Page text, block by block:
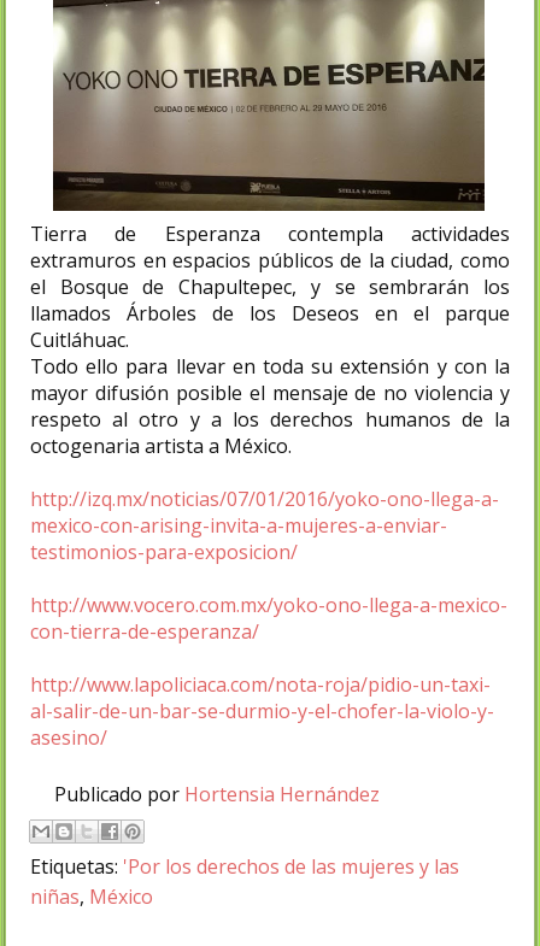
Tierra de Esperanza contempla actividades
extramuros en espacios públicos de la ciudad, como
el Bosque de Chapultepec, y se sembrarán los
llamados Árboles de los Deseos en el parque
Cuitláhuac.
Todo ello para llevar en toda su extensión y con la
mayor difusión posible el mensaje de no violencia y
respeto al otro y a los derechos humanos de la
octogenaria artista a México.
http://izq.mx/noticias/07/01/2016/yoko-ono-llega-a-
mexico-con-arising-invita-a-mujeres-a-enviar-
testimonios-para-exposicion/
http://www.vocero.com.mx/yoko-ono-llega-a-mexico-
con-tierra-de-esperanza/
http://www.lapoliciaca.com/nota-roja/pidio-un-taxi-
al-salir-de-un-bar-se-durmio-y-el-chofer-la-violo-y-
asesino/
Publicado por Hortensia Hernández
Etiquetas: 'Por los derechos de las mujeres y las
niñas, México